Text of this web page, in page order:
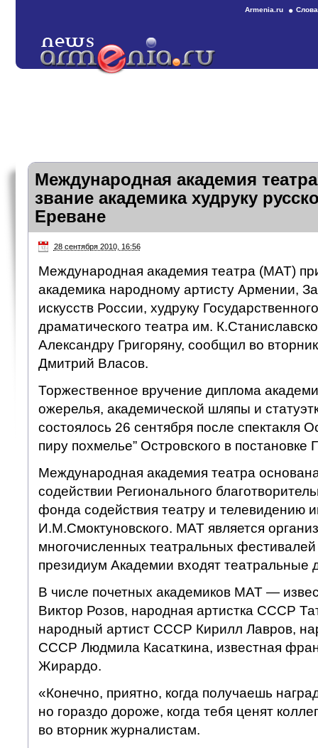
Armenia.ru
Международная академия
звание академика худруку
Ереване
28 сентября 2010, 16:56
Международная академия театра (МАТ)
академика народному артисту Армении,
искусств России, худруку
драматического театра им.
Александру Григоряну, сообщил во
Дмитрий Власов.
Торжественное вручение диплома
ожерелья, академической шляпы и
состоялось 26 сентября после спектакля
пиру похмелье” Островского в постановке
Международная академия театра
содействии Регионального
фонда содействия театру и телевидению
И.М.Смоктуновского. МАТ является
многочисленных театральных
президиум Академии входят театральные
В числе почетных академиков МАТ —
Виктор Розов, народная артистка СССР
народный артист СССР Кирилл Лавров,
СССР Людмила Касаткина, известная
Жирардо.
«Конечно, приятно, когда получаешь
но гораздо дороже, когда тебя ценят
во вторник журналистам.